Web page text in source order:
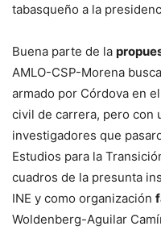
tabasqueño a la
Buena parte de la
AMLO-CSP-Morena busca
armado por Córdova en
civil de carrera, pero con
investigadores que
Estudios para la
cuadros de la presunta
INE y como organización
Woldenberg-Aguilar